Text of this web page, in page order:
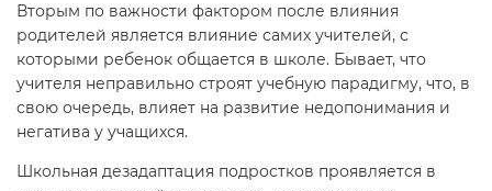
Вторым по важности фактором после влияния
родителей является влияние самих учителей, с
которыми ребенок общается в школе. Бывает, что
учителя неправильно строят учебную парадигму, что, в
свою очередь, влияет на развитие недопонимания и
негатива у учащихся.
Школьная дезадаптация подростков проявляется в